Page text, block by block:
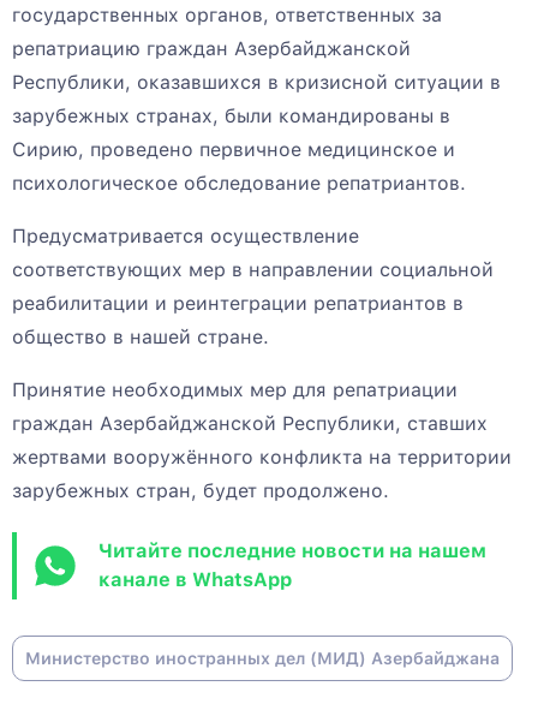
государственных органов, ответственных за
репатриацию граждан Азербайджанской
Республики, оказавшихся в кризисной ситуации в
зарубежных странах, были командированы в
Сирию, проведено первичное медицинское и
психологическое обследование репатриантов.
Предусматривается осуществление
соответствующих мер в направлении социальной
реабилитации и реинтеграции репатриантов в
общество в нашей стране.
Принятие необходимых мер для репатриации
граждан Азербайджанской Республики, ставших
жертвами вооружённого конфликта на территории
зарубежных стран, будет продолжено.
Читайте последние новости на нашем
канале в WhatsApp
Министерство иностранных дел (МИД) Азербайджана